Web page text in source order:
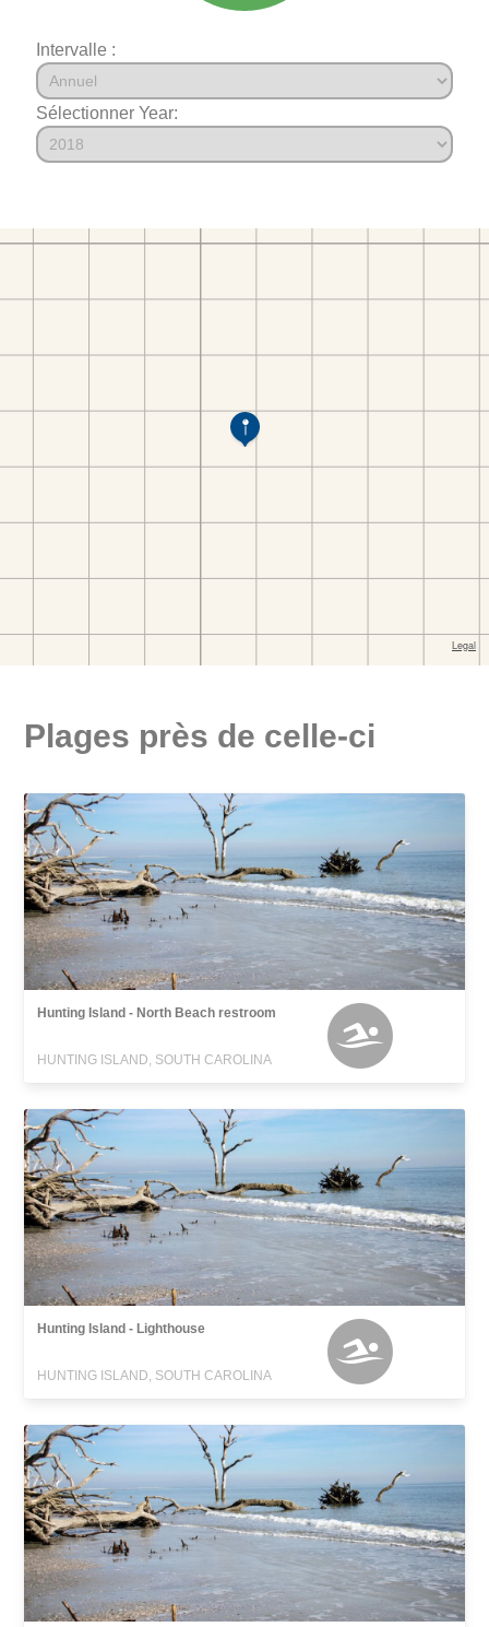
Intervalle :
Sélectionner Year:
Plages près de celle-ci
Hunting Island - North Beach restroom
HUNTING ISLAND, SOUTH CAROLINA
Hunting Island - Lighthouse
HUNTING ISLAND, SOUTH CAROLINA